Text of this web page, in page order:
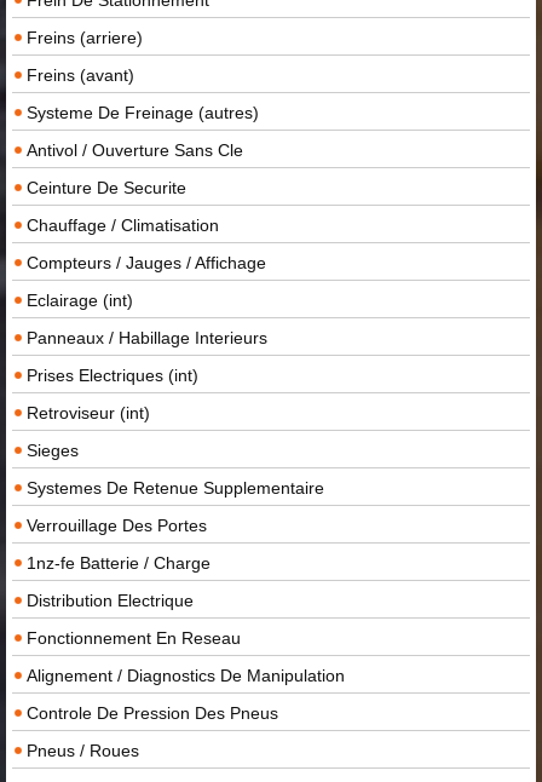
Freins (arriere)
Freins (avant)
Systeme De Freinage (autres)
Antivol / Ouverture Sans Cle
Ceinture De Securite
Chauffage / Climatisation
Compteurs / Jauges / Affichage
Eclairage (int)
Panneaux / Habillage Interieurs
Prises Electriques (int)
Retroviseur (int)
Sieges
Systemes De Retenue Supplementaire
Verrouillage Des Portes
1nz-fe Batterie / Charge
Distribution Electrique
Fonctionnement En Reseau
Alignement / Diagnostics De Manipulation
Controle De Pression Des Pneus
Pneus / Roues